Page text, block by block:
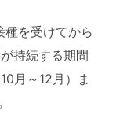
を受けてから
持続する期間
月～12月）ま